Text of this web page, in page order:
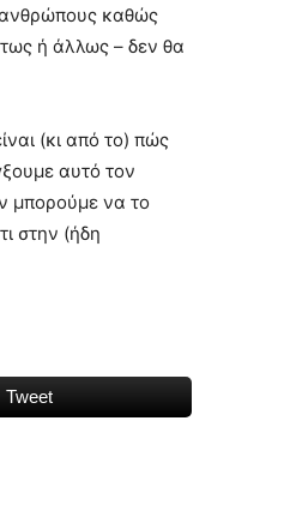
ανθρώπους καθώς
ή άλλως – δεν θα
(κι από το) πώς
αυτό τον
μπορούμε να το
στην (ήδη
Tweet